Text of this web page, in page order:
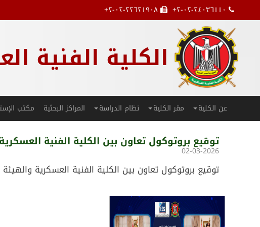
۲-۰۲-۲٤۰۳٦۱۱۰+ ۲-۰۲-۲۲٦۲۱۹۰۸+
الكلية الفنية
عن الكلية مقر الكلية نظام الدراسة المراكز البحثية مكتب
توقيع بروتوكول تعاون بين الكلية الفنية العسكرية
02-03-2026
توقيع بروتوكول تعاون بين الكلية الفنية العسكرية والهيئة